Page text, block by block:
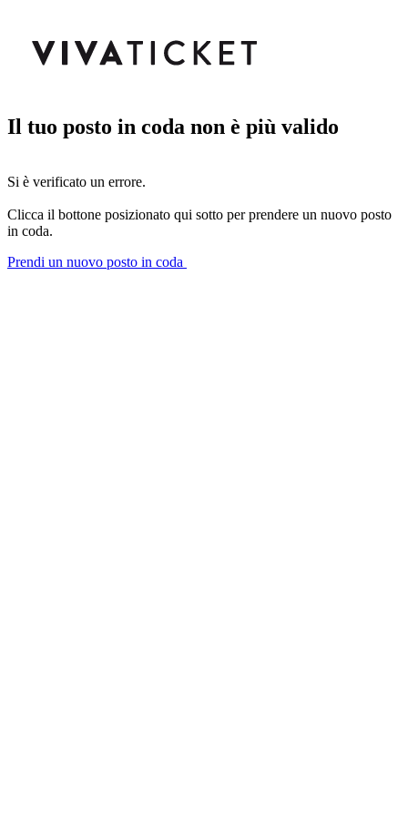
Il tuo posto in coda non è più valido
Si è verificato un errore.
Clicca il bottone posizionato qui sotto per prendere un nuovo posto
in coda.
Prendi un nuovo posto in coda